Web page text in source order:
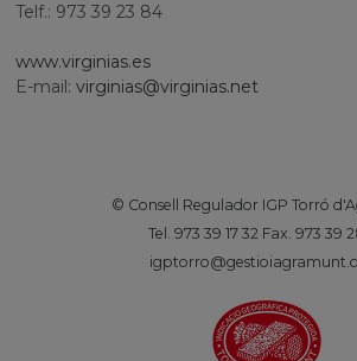
Telf.: 973 39 23 84
www.virginias.es
E-mail:virginias@virginias.net
© Consell Regulador IGP Torró
Tel. 973 39 17 32 Fax. 973 39